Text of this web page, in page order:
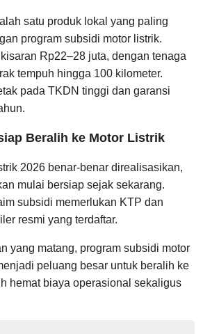
satu produk lokal yang paling
program subsidi motor listrik.
Rp22–28 juta, dengan tenaga
tempuh hingga 100 kilometer.
pada TKDN tinggi dan garansi
Beralih ke Motor Listrik
2026 benar-benar direalisasikan,
mulai bersiap sejak sekarang.
subsidi memerlukan KTP dan
resmi yang terdaftar.
yang matang, program subsidi motor
peluang besar untuk beralih ke
hemat biaya operasional sekaligus